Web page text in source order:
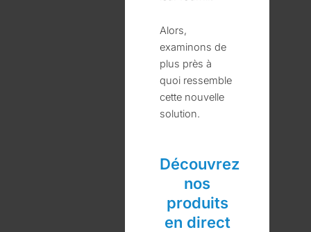
Alors,
examinons de
plus près à
quoi ressemble
cette nouvelle
solution.
Découvrez
nos
produits
en direct